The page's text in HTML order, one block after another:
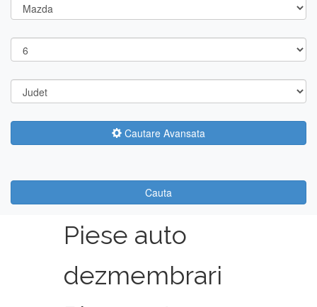
Cautare Avansata
Cauta
Piese auto
dezmembrari